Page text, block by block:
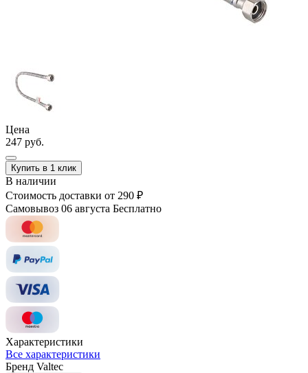
Цена
247 руб.
Купить в 1 клик
В наличии
Стоимость доставки от 290 ₽
Самовывоз 06 августа Бесплатно
Характеристики
Все характеристики
Бренд Valtec